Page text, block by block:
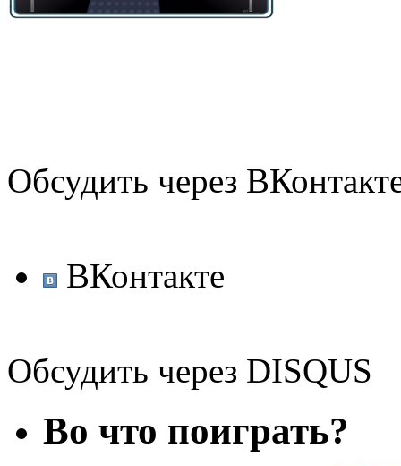
Обсудить через
ВКонтакте
Обсудить через DISQUS
Во что поиграть?